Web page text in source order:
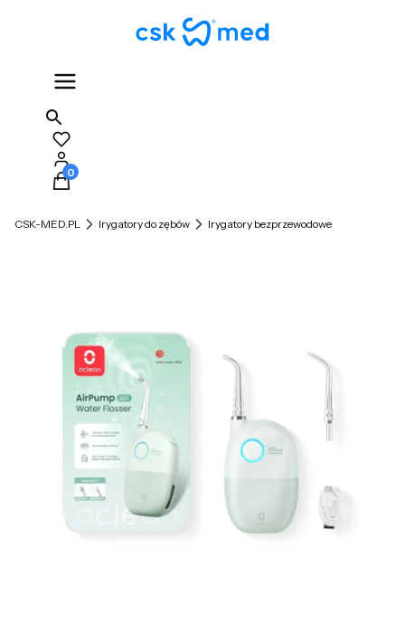
Produkty w koszyku: 0. Zobacz szczegóły
CSK-MED.PL Irygatory do zębów Irygatory bezprzewodowe